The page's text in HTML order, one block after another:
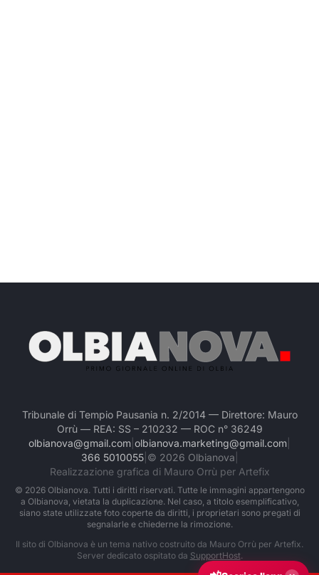
Tribunale di Tempio Pausania n. 2/2014 — Direttore: Mauro
Orrù — REA: SS – 210232 — ROC n° 36249
olbianova@gmail.com olbianova.marketing@gmail.com
366 5010055| © 2026 Olbianova
Realizzazione grafica di Mauro Orrù per Artefix
© 2026Olbianova. Tutti i diritti riservati. Tutte le immagini appartengono
a Olbianova, vietata la duplicazione. Nel caso, a titolo esemplificativo,
siano state utilizzate foto coperte da diritti, i proprietari sono pregati di
segnalarle e chiederne la rimozione.
Il sito di Olbianova è un tema nativo costruito da Mauro Orrù per Artefix.
Server dedicato ospitato da SupportHost.